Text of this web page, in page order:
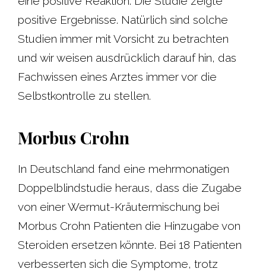
positive Ergebnisse. Natürlich sind solche
Studien immer mit Vorsicht zu betrachten
und wir weisen ausdrücklich darauf hin, das
Fachwissen eines Arztes immer vor die
Selbstkontrolle zu stellen.
Morbus Crohn
In Deutschland fand eine mehrmonatigen
Doppelblindstudie heraus, dass die Zugabe
von einer Wermut-Kräutermischung bei
Morbus Crohn Patienten die Hinzugabe von
Steroiden ersetzen könnte. Bei 18 Patienten
verbesserten sich die Symptome, trotz